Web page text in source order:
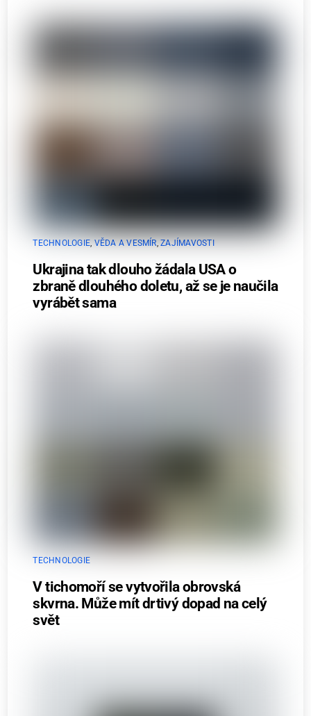
TECHNOLOGIE, VĚDA A VESMÍR,ZAJÍMAVOSTI
Ukrajina tak dlouho žádala USA o
zbraně dlouhého doletu, až se je naučila
vyrábět sama
TECHNOLOGIE
V tichomoří se vytvořila obrovská
skvrna. Může mít drtivý dopad na celý
svět